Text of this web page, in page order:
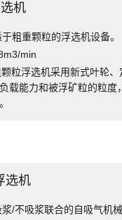
机
粗重颗粒的浮选机设备。
min
颗粒浮选机采用新式叶轮
载能力和被浮矿粒的粒度
选机
浆/不吸浆联合的自吸气机